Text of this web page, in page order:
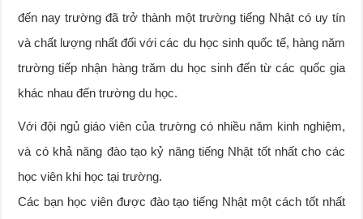
đến nay trường đã trở thành một trường tiếng Nhật có uy tín
và chất lượng nhất đối với các du học sinh quốc tế, hàng năm
trường tiếp nhận hàng trăm du học sinh đến từ các quốc gia
khác nhau đến trường du học.
Với đội ngủ giáo viên của trường có nhiều năm kinh nghiệm,
và có khả năng đào tạo kỷ năng tiếng Nhật tốt nhất cho các
học viên khi học tại trường.
Các bạn học viên được đào tạo tiếng Nhật một cách tốt nhất